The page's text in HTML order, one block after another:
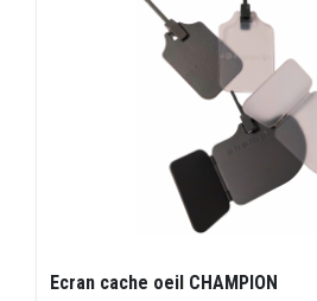
Ecran cache oeil CHAMPION